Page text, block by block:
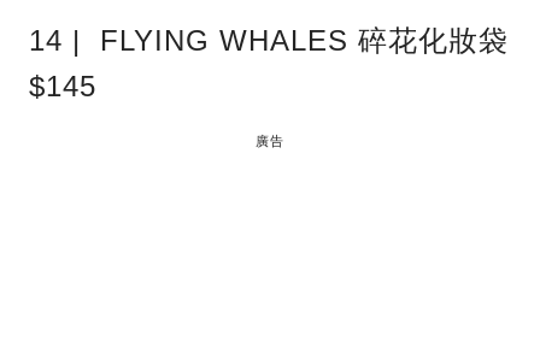
14 | FLYING WHALES 碎花化妝袋
$145
廣告